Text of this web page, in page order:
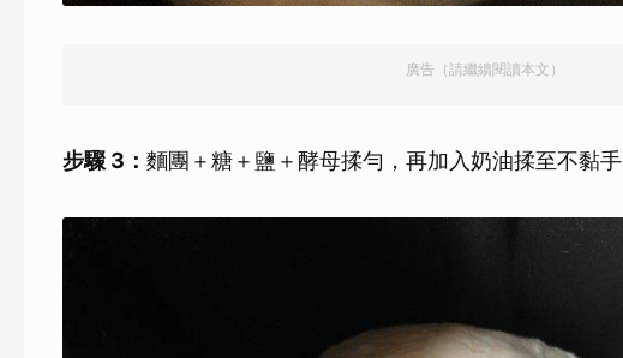
廣告（請繼續閱讀本文）
步驟 3： 麵團＋糖＋鹽＋酵母揉勻，再加入奶油揉至不黏手